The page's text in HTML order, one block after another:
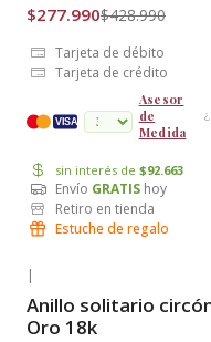
$277.990$428.990
Tarjeta de débito
Tarjeta de crédito
VISA
Asesor
de
Medida
sin interés de $92.663
Envío GRATIS hoy
Retiro en tienda
Estuche de regalo
Envío Gratis
|
Anillo solitario
Oro 18k